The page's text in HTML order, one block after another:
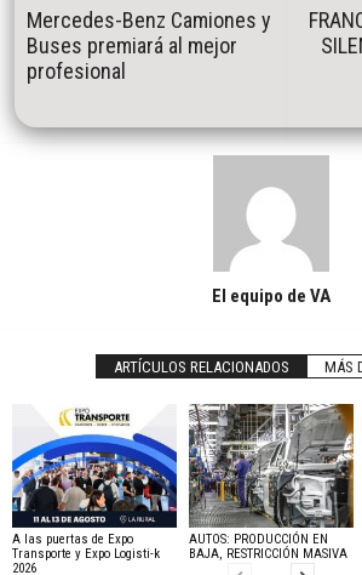
Mercedes-Benz Camiones y
Buses premiará al mejor
profesional
El equipo de VA
ARTÍCULOS RELACIONADOS MÁS
A las puertas de Expo
Transporte y Expo Logisti-k
2026
AUTOS: PRODUCCIÓN EN
BAJA, RESTRICCIÓN MASIVA